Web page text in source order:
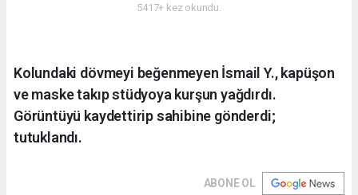
5417+ kez okundu.
Kolundaki dövmeyi beğenmeyen İsmail Y., kapüşon
ve maske takıp stüdyoya kurşun yağdırdı.
Görüntüyü kaydettirip sahibine gönderdi;
tutuklandı.
ABONE OL